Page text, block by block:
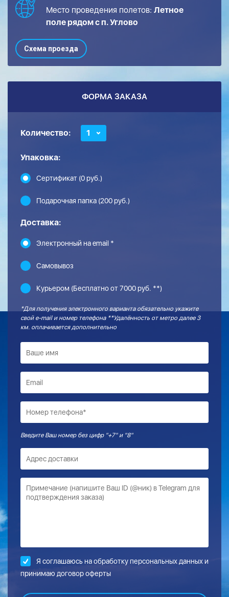
Место проведения полетов: Летное
поле рядом с п. Углово
Схема проезда
ФОРМА ЗАКАЗА
Количество: 1
Упаковка:
Сертификат (0 руб.)
Подарочная папка (200 руб.)
Доставка:
Электронный на email *
Самовывоз
Курьером (Бесплатно от 7000 руб. **)
*Для получения электронного варианта обязательно укажите
свой e-mail и номер телефона **Удалённость от метро далее 3
км. оплачивается дополнительно
Введите Ваш номер без цифр "+7" и "8"
Я соглашаюсь на обработкуперсональных данных и
принимаю договор оферты